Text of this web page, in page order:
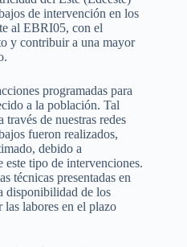
de intervención en los
al EBRI05, con el
y contribuir a una mayor
programadas para
a la población. Tal
de nuestras redes
fueron realizados,
debido a
este tipo de intervenciones.
técnicas presentadas en
disponibilidad de los
las labores en el plazo